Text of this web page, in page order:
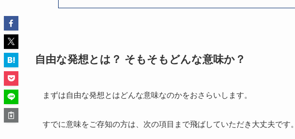
自由な発想とは？ そもそもどんな意味か？
まずは自由な発想とはどんな意味なのかをおさらいします。
すでに意味をご存知の方は、次の項目まで飛ばしていただき大丈夫です。